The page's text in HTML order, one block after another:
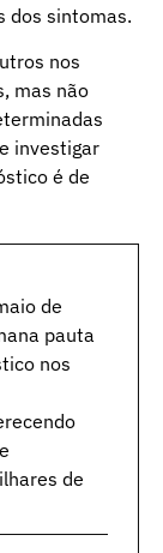
dos sintomas.
nos
mas não
investigar
é de
de
pauta
nos
de